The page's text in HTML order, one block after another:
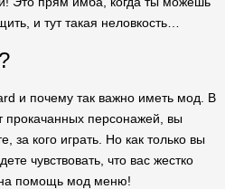
и тут такая неловкость…
и почему так важно иметь мод. В
прокачанных персонажей, вы
за кого играть. Но как только вы
чувствовать, что вас жестко
на помощь мод меню!